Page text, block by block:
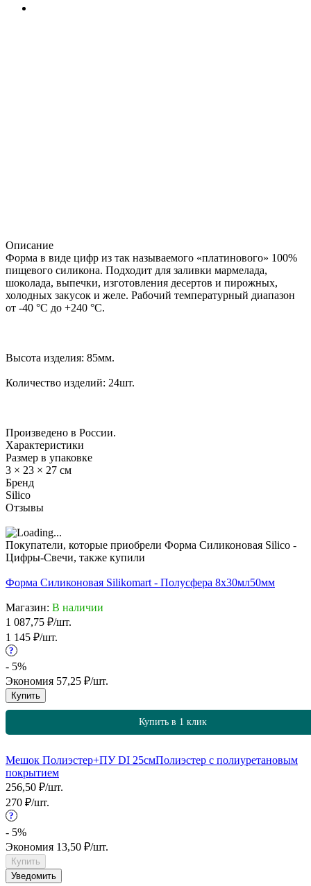
Описание
Форма в виде цифр из так называемого «платинового» 100%
пищевого силикона. Подходит для заливки мармелада,
шоколада, выпечки, изготовления десертов и пирожных,
холодных закусок и желе. Рабочий температурный диапазон
от -40 °С до +240 °C.
Высота изделия: 85мм.
Количество изделий: 24шт.
Произведено в России.
Характеристики
Размер в упаковке
3 × 23 × 27 см
Бренд
Silico
Отзывы
Покупатели, которые приобрели Форма Силиконовая Silico -
Цифры-Свечи, также купили
Форма Силиконовая Silikomart - Полусфера 8х30мл50мм
Магазин: В наличии
1 087,75 ₽/шт.
1 145 ₽/шт.
?
- 5%
Экономия 57,25 ₽/шт.
Купить
Купить в 1 клик
Мешок Полиэстер+ПУ DI 25смПолиэстер с полиуретановым
покрытием
256,50 ₽/шт.
270 ₽/шт.
?
- 5%
Экономия 13,50 ₽/шт.
Купить
Уведомить